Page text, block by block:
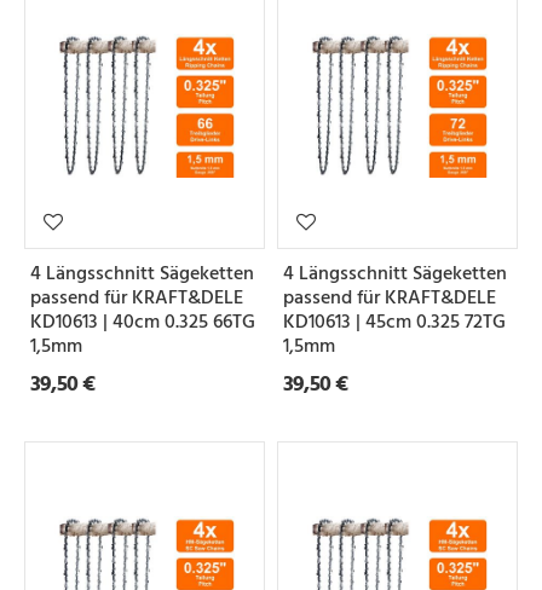
4 Längsschnitt Sägeketten
passend für KRAFT&DELE
KD10613 | 40cm 0.325 66TG
1,5mm
39,50 €
4 Längsschnitt Sägeketten
passend für KRAFT&DELE
KD10613 | 45cm 0.325 72TG
1,5mm
39,50 €